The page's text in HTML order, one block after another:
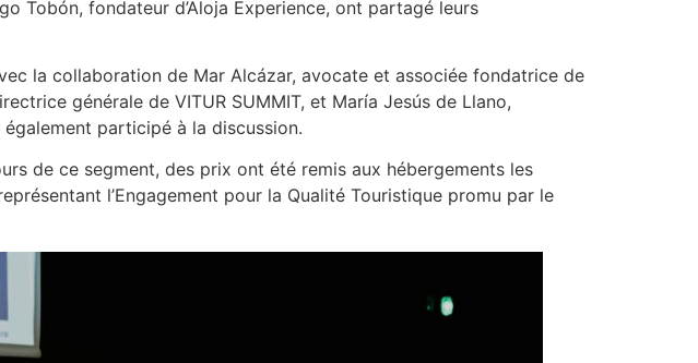
Tobón, fondateur d’Aloja Experience, ont partagé leurs
la collaboration de Mar Alcázar, avocate et associée fondatrice de
générale de VITUR SUMMIT, et María Jesús de Llano,
participé à la discussion.
de ce segment, des prix ont été remis aux hébergements les
l’Engagement pour la Qualité Touristique promu par le